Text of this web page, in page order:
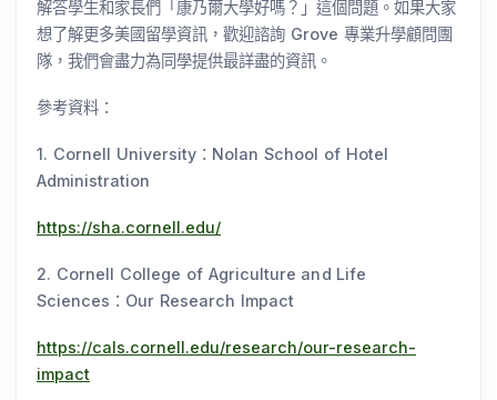
解答學生和家長們「康乃爾大學好嗎？」這個問題。如果大家
想了解更多美國留學資訊，歡迎諮詢 Grove 專業升學顧問團
隊，我們會盡力為同學提供最詳盡的資訊。
參考資料：
1. Cornell University：Nolan School of Hotel
Administration
https://sha.cornell.edu/
2. Cornell College of Agriculture and Life
Sciences：Our Research Impact
https://cals.cornell.edu/research/our-research-
impact